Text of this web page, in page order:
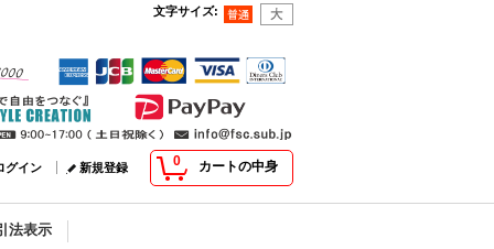
文字サイズ:
0 カートの中身
グイン 新規登録
法表示